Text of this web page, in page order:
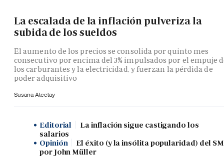
La escalada de la inflación pulveriza la
subida de los sueldos
El aumento de los precios se consolida por quinto mes
consecutivo por encima del 3% impulsados por el empuje
los carburantes y la electricidad, y fuerzan la pérdida de
poder adquisitivo
Susana Alcelay
Editorial
La inflación sigue castigando los
salarios
Opinión
El éxito (y la insólita popularidad) del
por John Müller